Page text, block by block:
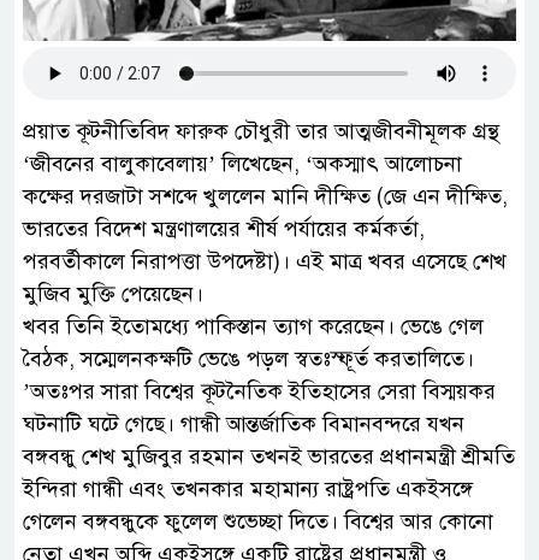
প্রয়াত কূটনীতিবিদ ফারুক চৌধুরী তার আত্মজীবনীমূলক গ্রন্থ
‘জীবনের বালুকাবেলায়’ লিখেছেন, ‘অকস্মাৎ আলোচনা
কক্ষের দরজাটা সশব্দে খুললেন মানি দীক্ষিত (জে এন দীক্ষিত,
ভারতের বিদেশ মন্ত্রণালয়ের শীর্ষ পর্যায়ের কর্মকর্তা,
পরবর্তীকালে নিরাপত্তা উপদেষ্টা)। এই মাত্র খবর এসেছে শেখ
মুজিব মুক্তি পেয়েছেন।
খবর তিনি ইতোমধ্যে পাকিস্তান ত্যাগ করেছেন। ভেঙে গেল
বৈঠক, সম্মেলনকক্ষটি ভেঙে পড়ল স্বতঃস্ফূর্ত করতালিতে।
’অতঃপর সারা বিশ্বের কূটনৈতিক ইতিহাসের সেরা বিস্ময়কর
ঘটনাটি ঘটে গেছে। গান্ধী আন্তর্জাতিক বিমানবন্দরে যখন
বঙ্গবন্ধু শেখ মুজিবুর রহমান তখনই ভারতের প্রধানমন্ত্রী শ্রীমতি
ইন্দিরা গান্ধী এবং তখনকার মহামান্য রাষ্ট্রপতি একইসঙ্গে
গেলেন বঙ্গবন্ধুকে ফুলেল শুভেচ্ছা দিতে। বিশ্বের আর কোনো
নেতা এখন অব্দি একইসঙ্গে একটি রাষ্ট্রের প্রধানমন্ত্রী ও